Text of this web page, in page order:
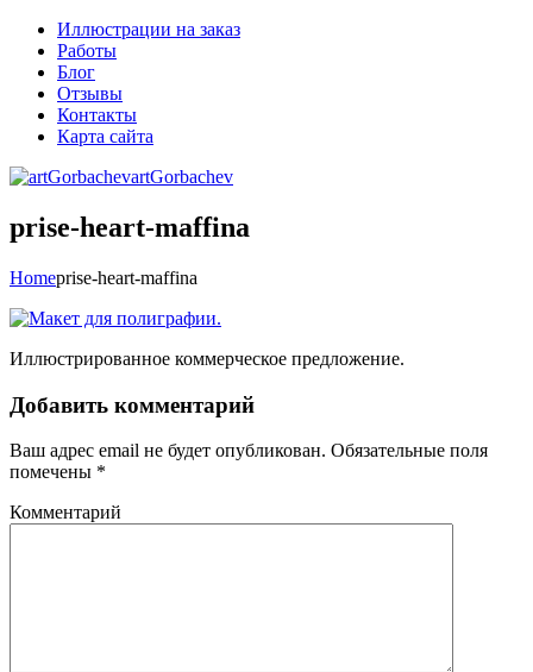
Иллюстрации на заказ
Работы
Блог
Отзывы
Контакты
Карта сайта
artGorbachev
prise-heart-maffina
Homeprise-heart-maffina
Иллюстрированное коммерческое предложение.
Добавить комментарий
Ваш адрес email не будет опубликован. Обязательные поля
помечены *
Комментарий